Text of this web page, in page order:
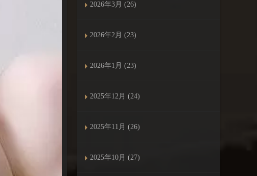
2026年3月 (26)
2026年2月 (23)
2026年1月 (23)
2025年12月 (24)
2025年11月 (26)
2025年10月 (27)